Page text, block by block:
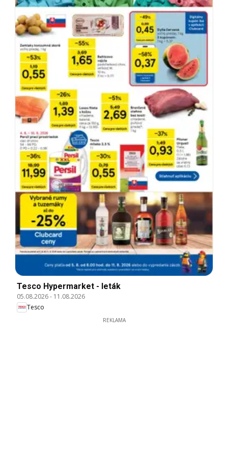
Tesco Hypermarket - leták
05.08.2026- 11.08.2026
Tesco
REKLAMA